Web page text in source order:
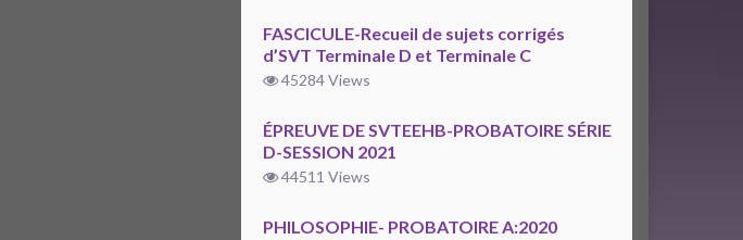
FASCICULE-Recueil de sujets corrigés
d’SVT Terminale D et Terminale C
45284 Views
ÉPREUVE DE SVTEEHB-PROBATOIRE SÉRIE
D-SESSION 2021
44511 Views
PHILOSOPHIE- PROBATOIRE A:2020